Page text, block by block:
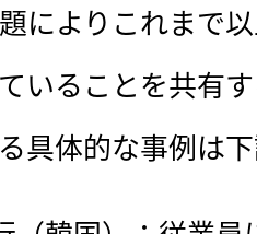
によりこれまで
いることを共有
具体的な事例は